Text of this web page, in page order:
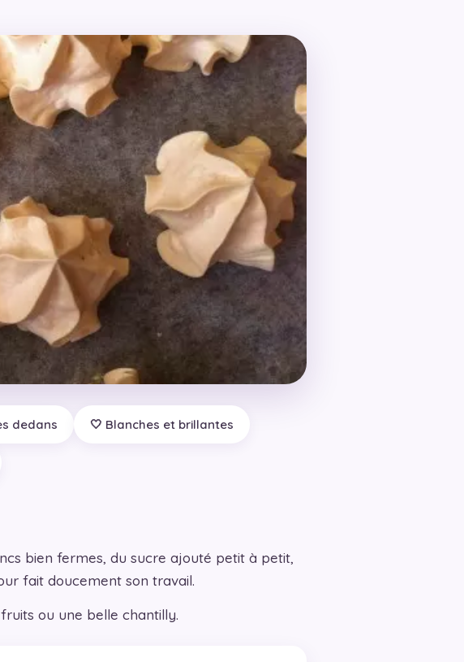
dedans 🤍 Blanches et brillantes
bien fermes, du sucre ajouté petit à petit,
fait doucement son travail.
ou une belle chantilly.